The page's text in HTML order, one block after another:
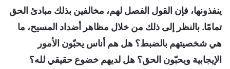
ينفذونها، فإن القول الفصل لهم، مخالفين بذلك مبادئ الحق
تمامًا. بالنظر إلى ذلك من خلال مظاهر أضداد المسيح، ما
هي شخصيتهم بالضبط؟ هل هم أناس يحبّون الأمور
الإيجابية ويحبّون الحق؟ هل لديهم خضوع حقيقي لله؟